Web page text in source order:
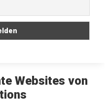
Websites von